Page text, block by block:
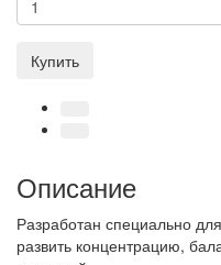
Купить
Описание
Разработан специально
развить концентрацию,